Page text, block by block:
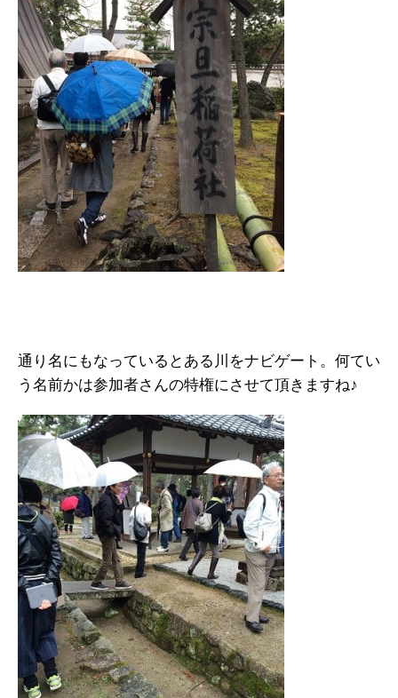
通り名にもなっているとある川をナビゲート。何てい
う名前かは参加者さんの特権にさせて頂きますね♪